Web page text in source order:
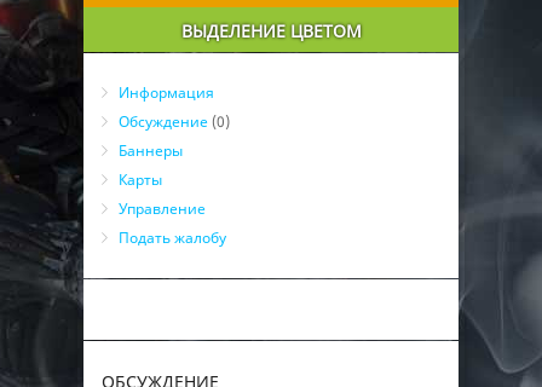
ВЫДЕЛЕНИЕ ЦВЕТОМ
Информация
Обсуждение (0)
Баннеры
Карты
Управление
Подать жалобу
ОБСУЖДЕНИЕ